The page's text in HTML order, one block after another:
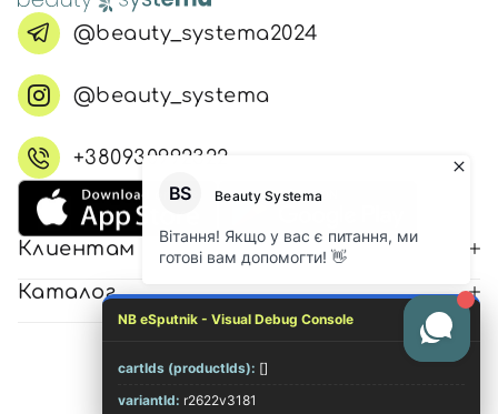
@beauty_systema2024
@beauty_systema
+380930992322
Клиентам
Каталог
© 2026 Все права защищены
NB eSputnik - Visual Debug Console
cartIds (productIds): []
variantId: r2622v3181